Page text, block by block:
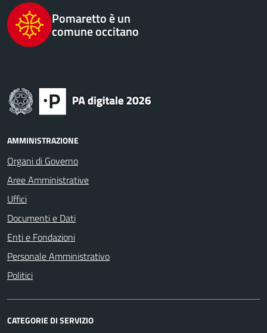
Pomaretto è un
comune occitano
AMMINISTRAZIONE
Organi di Governo
Aree Amministrative
Uffici
Documenti e Dati
Enti e Fondazioni
Personale Amministrativo
Politici
CATEGORIE DI SERVIZIO